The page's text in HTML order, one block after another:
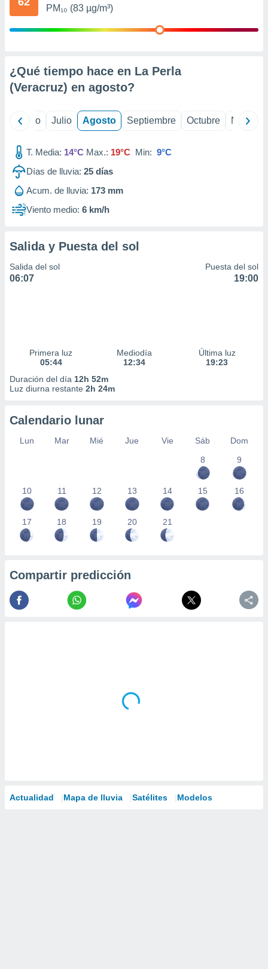
publicidad
1199
PM₁₀ (83 µg/m³)
¿Qué tiempo hace en La Perla
(Veracruz) en agosto?
Junio Julio Agosto Septiembre Octubre
T. Media: 14°C Max.: 19°C Min: 9°C
Días de lluvia: 25 días
Acum. de lluvia: 173 mm
Viento medio: 6 km/h
Salida y Puesta del sol
Salida del sol
06:07
Puesta del sol
19:00
Primera luz
05:44
Mediodía
12:34
Última luz
19:23
Duración del día 12h 52m
Luz diurna restante 2h 24m
Calendario lunar
Lun Mar Mié Jue Vie Sáb
Dom
8
9
10 11 12 13 14 15 16
17 18 19 20 21
Compartir predicción
Actualidad Mapa de lluvia Satélites Modelos